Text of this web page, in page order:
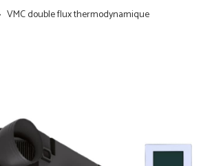
VMC double flux thermodynamique